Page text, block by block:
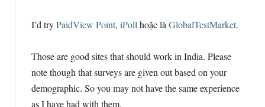
I’d tryPaidView Point, iPoll hoặc là GlobalTestMarket.
Those are good sites that should work in India. Please
note though that surveys are given out based on your
demographic. So you may not have the same experience
as I have had with them.